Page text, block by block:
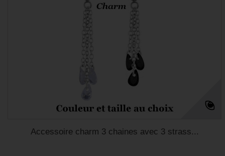
Accessoire charm 3 chaines avec 3 strass...